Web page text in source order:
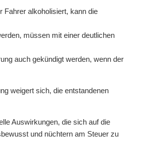
Fahrer alkoholisiert, kann die
müssen mit einer deutlichen
auch gekündigt werden, wenn der
weigert sich, die entstandenen
Auswirkungen, die sich auf die
und nüchtern am Steuer zu